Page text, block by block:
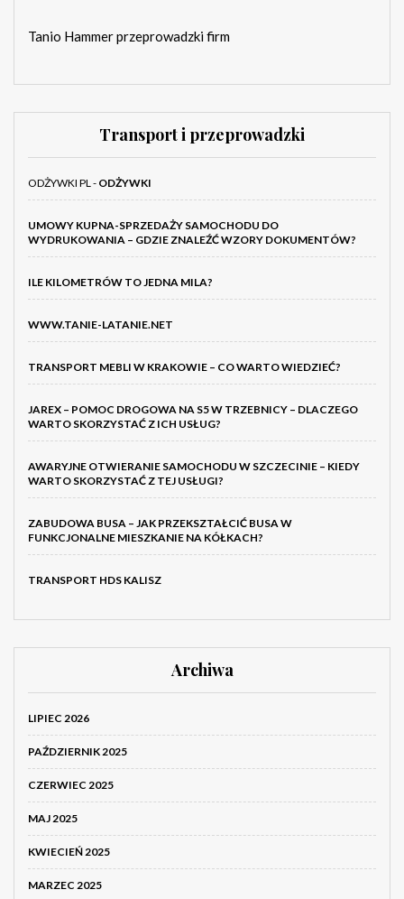
Tanio Hammer przeprowadzki firm
Transport i przeprowadzki
ODŻYWKI PL - ODŻYWKI
UMOWY KUPNA-SPRZEDAŻY SAMOCHODU DO
WYDRUKOWANIA – GDZIE ZNALEŹĆ WZORY DOKUMENTÓW?
ILE KILOMETRÓW TO JEDNA MILA?
WWW.TANIE-LATANIE.NET
TRANSPORT MEBLI W KRAKOWIE – CO WARTO WIEDZIEĆ?
JAREX – POMOC DROGOWA NA S5 W TRZEBNICY – DLACZEGO
WARTO SKORZYSTAĆ Z ICH USŁUG?
AWARYJNE OTWIERANIE SAMOCHODU W SZCZECINIE – KIEDY
WARTO SKORZYSTAĆ Z TEJ USŁUGI?
ZABUDOWA BUSA – JAK PRZEKSZTAŁCIĆ BUSA W
FUNKCJONALNE MIESZKANIE NA KÓŁKACH?
TRANSPORT HDS KALISZ
Archiwa
LIPIEC 2026
PAŹDZIERNIK 2025
CZERWIEC 2025
MAJ 2025
KWIECIEŃ 2025
MARZEC 2025